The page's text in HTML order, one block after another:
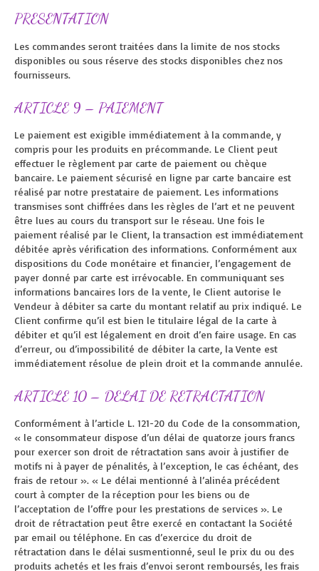
PRESENTATION
Les commandes seront traitées dans la limite de nos stocks
disponibles ou sous réserve des stocks disponibles chez nos
fournisseurs.
ARTICLE 9 – PAIEMENT
Le paiement est exigible immédiatement à la commande, y
compris pour les produits en précommande. Le Client peut
effectuer le règlement par carte de paiement ou chèque
bancaire. Le paiement sécurisé en ligne par carte bancaire est
réalisé par notre prestataire de paiement. Les informations
transmises sont chiffrées dans les règles de l’art et ne peuvent
être lues au cours du transport sur le réseau. Une fois le
paiement réalisé par le Client, la transaction est immédiatement
débitée après vérification des informations. Conformément aux
dispositions du Code monétaire et financier, l’engagement de
payer donné par carte est irrévocable. En communiquant ses
informations bancaires lors de la vente, le Client autorise le
Vendeur à débiter sa carte du montant relatif au prix indiqué. Le
Client confirme qu’il est bien le titulaire légal de la carte à
débiter et qu’il est légalement en droit d’en faire usage. En cas
d’erreur, ou d’impossibilité de débiter la carte, la Vente est
immédiatement résolue de plein droit et la commande annulée.
ARTICLE 10 – DELAI DE RETRACTATION
Conformément à l’article L. 121-20 du Code de la consommation,
« le consommateur dispose d’un délai de quatorze jours francs
pour exercer son droit de rétractation sans avoir à justifier de
motifs ni à payer de pénalités, à l’exception, le cas échéant, des
frais de retour ». « Le délai mentionné à l’alinéa précédent
court à compter de la réception pour les biens ou de
l’acceptation de l’offre pour les prestations de services ». Le
droit de rétractation peut être exercé en contactant la Société
par email ou téléphone. En cas d’exercice du droit de
rétractation dans le délai susmentionné, seul le prix du ou des
produits achetés et les frais d’envoi seront remboursés, les frais